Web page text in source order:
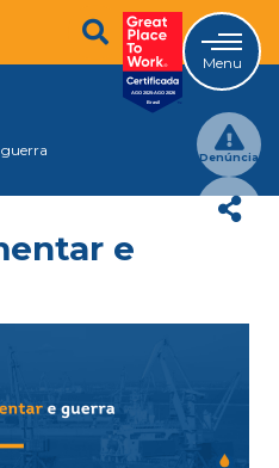
Menu
Denúncia
e